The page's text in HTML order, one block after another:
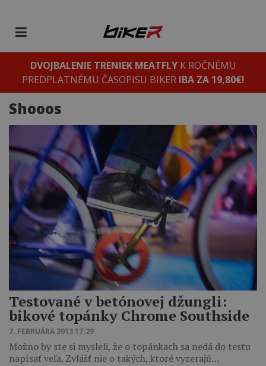
DVOJBALENIE TRENIEK MEATFLYK ROČNÉMU
PREDPLATNÉMU ČASOPISU BIKER IBA ZA 19,80€!
Shooos
Testované v betónovej džungli:
bikové topánky Chrome Southside
7. FEBRUÁRA 2013 17:29
Možno by ste si mysleli, že o topánkach sa nedá do testu
napísať veľa. Zvlášť nie o takých, ktoré vyzerajú…